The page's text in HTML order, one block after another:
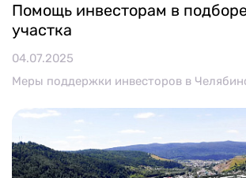
Помощь инвесторам в
участка
04.07.2025
Меры поддержки инвесторов в